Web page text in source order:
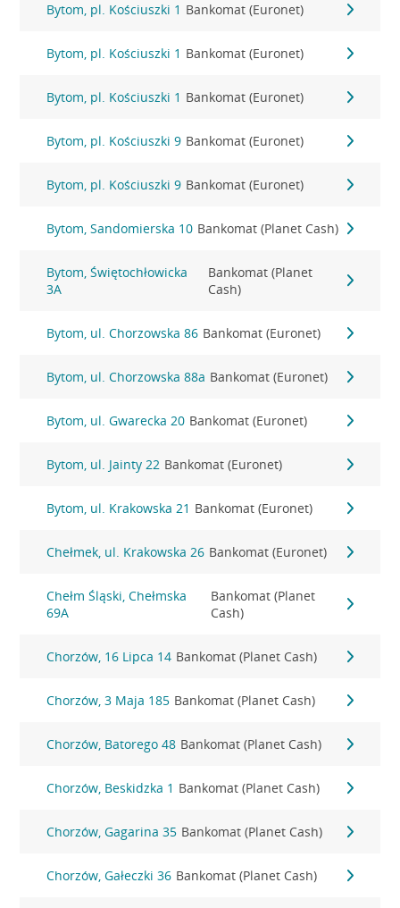
Bytom, pl. Kościuszki 1 Bankomat (Euronet)
Bytom, pl. Kościuszki 1 Bankomat (Euronet)
Bytom, pl. Kościuszki 1 Bankomat (Euronet)
Bytom, pl. Kościuszki 9 Bankomat (Euronet)
Bytom, pl. Kościuszki 9 Bankomat (Euronet)
Bytom, Sandomierska 10 Bankomat (Planet Cash)
Bytom, Świętochłowicka
3A
Bankomat (Planet
Cash)
Bytom, ul. Chorzowska 86 Bankomat (Euronet)
Bytom, ul. Chorzowska 88a Bankomat (Euronet)
Bytom, ul. Gwarecka 20 Bankomat (Euronet)
Bytom, ul. Jainty 22 Bankomat (Euronet)
Bytom, ul. Krakowska 21 Bankomat (Euronet)
Chełmek, ul. Krakowska 26 Bankomat (Euronet)
Chełm Śląski, Chełmska
69A
Bankomat (Planet
Cash)
Chorzów, 16 Lipca 14 Bankomat (Planet Cash)
Chorzów, 3 Maja 185 Bankomat (Planet Cash)
Chorzów, Batorego 48 Bankomat (Planet Cash)
Chorzów, Beskidzka 1 Bankomat (Planet Cash)
Chorzów, Gagarina 35 Bankomat (Planet Cash)
Chorzów, Gałeczki 36 Bankomat (Planet Cash)